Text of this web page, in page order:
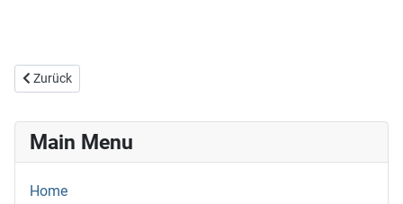
Vorheriger Beitrag: Wie finde ich heraus, wer die
Zurück
Main Menu
Home